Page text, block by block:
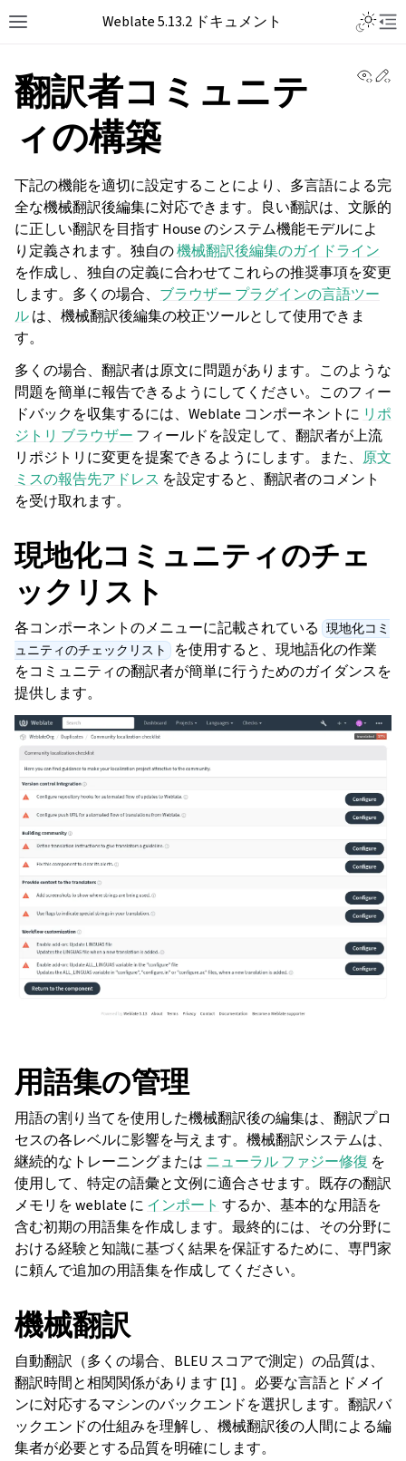
Toggle site navigation sidebar
Weblate 5.13.2 ドキュメント
navigation of 導入方法
翻訳者コミュニテ
ィの構築
下記の機能を適切に設定することにより、多言語による完
全な機械翻訳後編集に対応できます。良い翻訳は、文脈的
に正しい翻訳を目指す House のシステム機能モデルによ
り定義されます。独自の機械翻訳後編集のガイドライン
を作成し、独自の定義に合わせてこれらの推奨事項を変更
します。多くの場合、 ブラウザー プラグインの言語ツー
ルは、機械翻訳後編集の校正ツールとして使用できま
す。
多くの場合、翻訳者は原文に問題があります。このような
問題を簡単に報告できるようにしてください。このフィー
ドバックを収集するには、Weblate コンポーネントに リポ
ジトリ ブラウザー フィールドを設定して、翻訳者が上流
リポジトリに変更を提案できるようにします。また、 原文
ミスの報告先アドレス を設定すると、翻訳者のコメント
を受け取れます。
現地化コミュニティのチェ
ックリスト
各コンポーネントのメニューに記載されている 現地化コミ
ュニティのチェックリスト
を使用すると、現地語化の作業
をコミュニティの翻訳者が簡単に行うためのガイダンスを
提供します。
用語集の管理
用語の割り当てを使用した機械翻訳後の編集は、翻訳プロ
セスの各レベルに影響を与えます。機械翻訳システムは、
継続的なトレーニングまたは ニューラル ファジー修復 を
使用して、特定の語彙と文例に適合させます。既存の翻訳
メモリを weblate に インポート するか、基本的な用語を
含む初期の用語集を作成します。最終的には、その分野に
おける経験と知識に基づく結果を保証するために、専門家
に頼んで追加の用語集を作成してください。
機械翻訳
自動翻訳（多くの場合、BLEU スコアで測定）の品質は、
翻訳時間と相関関係があります [1] 。必要な言語とドメイ
ンに対応するマシンのバックエンドを選択します。翻訳バ
ックエンドの仕組みを理解し、機械翻訳後の人間による編
集者が必要とする品質を明確にします。